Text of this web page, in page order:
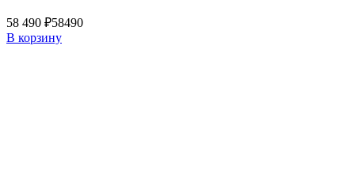
58 490 ₽58490
В корзину